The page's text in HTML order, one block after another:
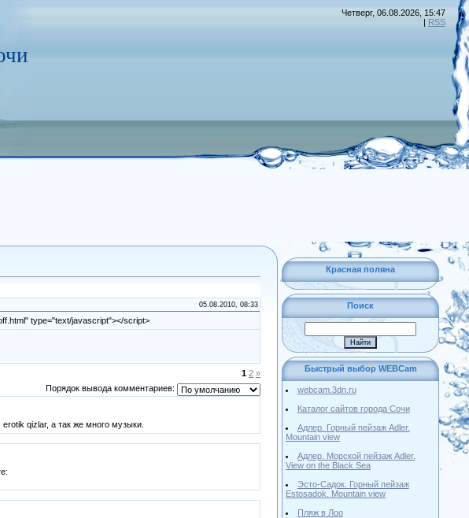
Четверг, 06.08.2026, 15:47
| RSS
05.08.2010, 08:33
type="text/javascript"></script>
1 2 »
Порядок вывода комментариев:
qizlar, а так же много музыки.
Красная поляна
Поиск
Быстрый выбор WEBCam
webcam.3dn.ru
Каталог сайтов города Сочи
Адлер. Горный пейзаж Adler.
Mountain view
Адлер. Морской пейзаж Adler.
View on the Black Sea
Эсто-Садок. Горный пейзаж
Estosadok. Mountain view
Пляж в Лоо